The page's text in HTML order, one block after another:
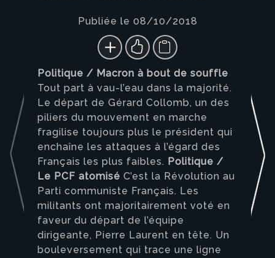
Publiée le 08/10/2018
Politique / Macron à bout de souffle
Tout part à vau-l’eau dans la majorité.
Le départ de Gérard Collomb, un des
piliers du mouvement en marche
fragilise toujours plus le président qui
enchaîne les attaques à l’égard des
Français les plus faibles. Politique /
Le PCF atomisé C’est la Révolution au
Parti communiste Français. Les
militants ont majoritairement voté en
faveur du départ de l’équipe
dirigeante, Pierre Laurent en tête. Un
bouleversement qui trace une ligne